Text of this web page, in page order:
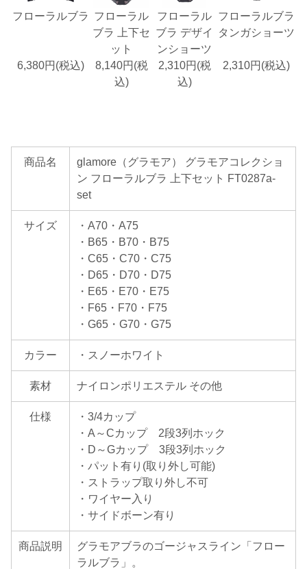
フローラルブラ フローラル
ブラ 上下セ
ット
フローラル
ブラ デザイ
ンショーツ
フローラルブラ
タンガショーツ
6,380円(税込)
8,140円(税
込)
2,310円(税
込)
2,310円(税込)
商品名
glamore（グラモア） グラモアコレクショ
ン フローラルブラ 上下セット FT0287a-
set
サイズ
・A70・A75
・B65・B70・B75
・C65・C70・C75
・D65・D70・D75
・E65・E70・E75
・F65・F70・F75
・G65・G70・G75
カラー ・スノーホワイト
素材 ナイロンポリエステル その他
仕様
・3/4カップ
・A～Cカップ 2段3列ホック
・D～Gカップ 3段3列ホック
・パット有り(取り外し可能)
・ストラップ取り外し不可
・ワイヤー入り
・サイドボーン有り
商品説明
グラモアブラのゴージャスライン「フロー
ラルブラ」。